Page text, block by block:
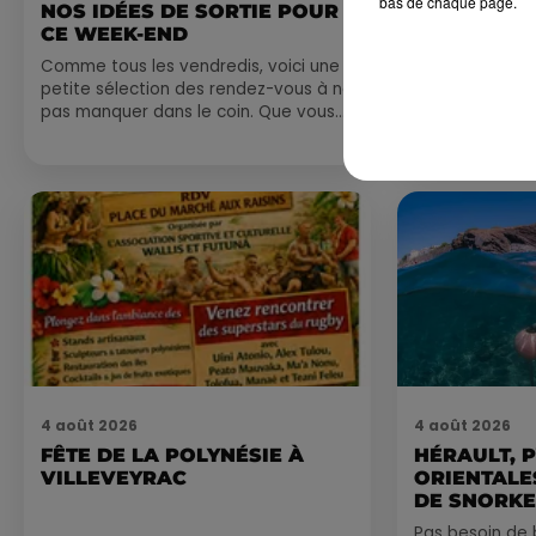
NOS IDÉES DE SORTIE POUR
CE WEEK-END
Comme tous les vendredis, voici une
petite sélection des rendez-vous à ne
pas manquer dans le coin. Que vous
DINER
4 août 2026
FÊTE DE LA POLYNÉSIE À
VILLEVEYRAC
4 août 2026
HÉRAULT,
DE
EXPLORER...